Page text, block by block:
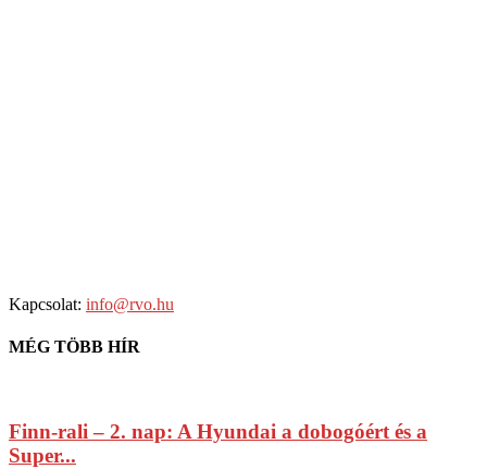
Kapcsolat: info@rvo.hu
MÉG TÖBB HÍR
Finn-rali – 2. nap: A Hyundai a dobogóért és a
Super...